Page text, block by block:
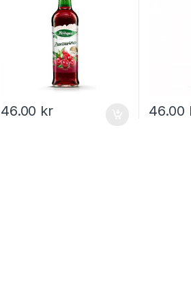
46.00 kr 46.00